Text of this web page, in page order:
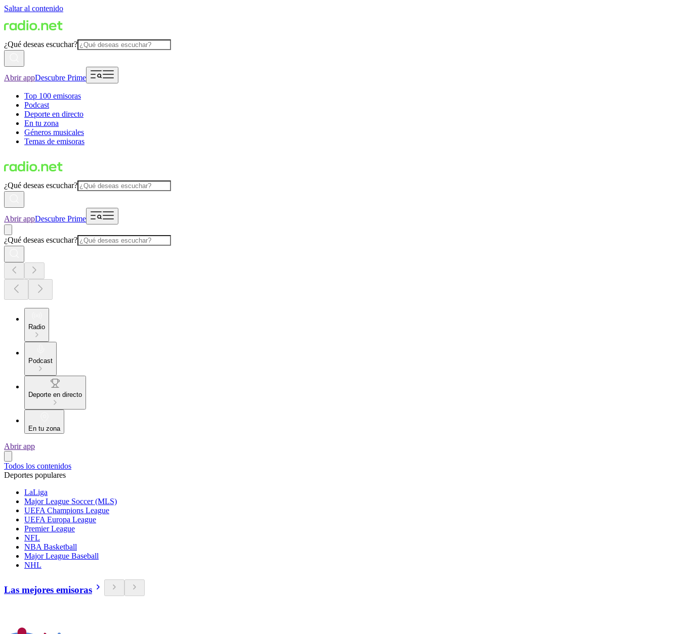
Saltar al contenido
¿Qué deseas escuchar?
Abrir appDescubre Prime
Top 100 emisoras
Podcast
Deporte en directo
En tu zona
Géneros musicales
Temas de emisoras
¿Qué deseas escuchar?
Abrir appDescubre Prime
¿Qué deseas escuchar?
Radio
Podcast
Deporte en directo
En tu zona
Abrir app
Todos los contenidos
Deportes populares
LaLiga
Major League Soccer (MLS)
UEFA Champions League
UEFA Europa League
Premier League
NFL
NBA Basketball
Major League Baseball
NHL
Las mejores emisoras